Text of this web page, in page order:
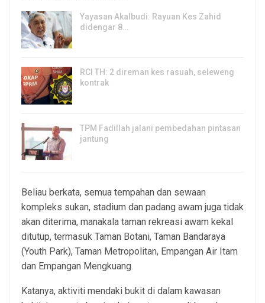
Yayasan Akalbudi: Rayuan Kes Zahid
didengar 8…
RCI TH: 2 direman kes rasuah, seleweng
kontrak
TPM Fadillah jalani pembedahan pintasan
jantung
Beliau berkata, semua tempahan dan sewaan
kompleks sukan, stadium dan padang awam juga tidak
akan diterima, manakala taman rekreasi awam kekal
ditutup, termasuk Taman Botani, Taman Bandaraya
(Youth Park), Taman Metropolitan, Empangan Air Itam
dan Empangan Mengkuang.
Katanya, aktiviti mendaki bukit di dalam kawasan